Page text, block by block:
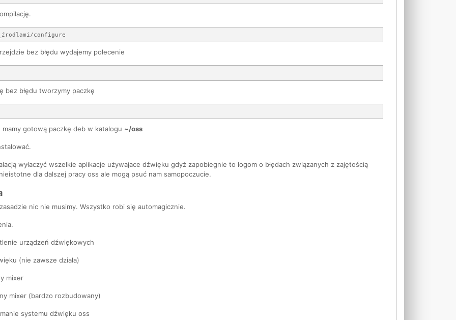
bez błędu wydajemy polecenie
bez błędu tworzymy paczkę
mamy gotową paczkę deb w katalogu ~/oss
wyłaczyć wszelkie aplikacje używajace dźwięku gdyż zapobiegnie to logom o błędach związanych z zajętością
dla dalszej pracy oss ale mogą psuć nam samopoczucie.
nic nie musimy. Wszystko robi się automagicznie.
urządzeń dźwiękowych
(nie zawsze działa)
mixer
mixer (bardzo rozbudowany)
systemu dźwięku oss